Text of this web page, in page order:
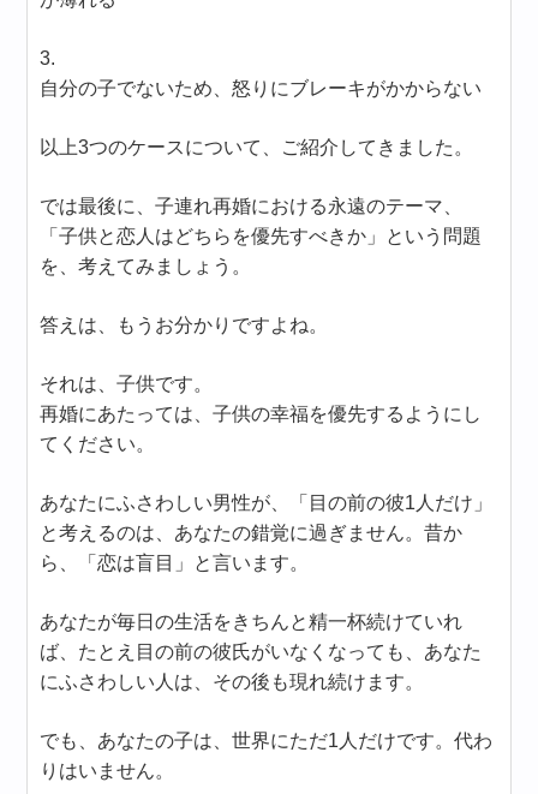
3.
自分の子でないため、怒りにブレーキがかからない
以上3つのケースについて、ご紹介してきました。
では最後に、子連れ再婚における永遠のテーマ、
「子供と恋人はどちらを優先すべきか」という問題
を、考えてみましょう。
答えは、もうお分かりですよね。
それは、子供です。
再婚にあたっては、子供の幸福を優先するようにし
てください。
あなたにふさわしい男性が、「目の前の彼1人だけ」
と考えるのは、あなたの錯覚に過ぎません。昔か
ら、「恋は盲目」と言います。
あなたが毎日の生活をきちんと精一杯続けていれ
ば、たとえ目の前の彼氏がいなくなっても、あなた
にふさわしい人は、その後も現れ続けます。
でも、あなたの子は、世界にただ1人だけです。代わ
りはいません。